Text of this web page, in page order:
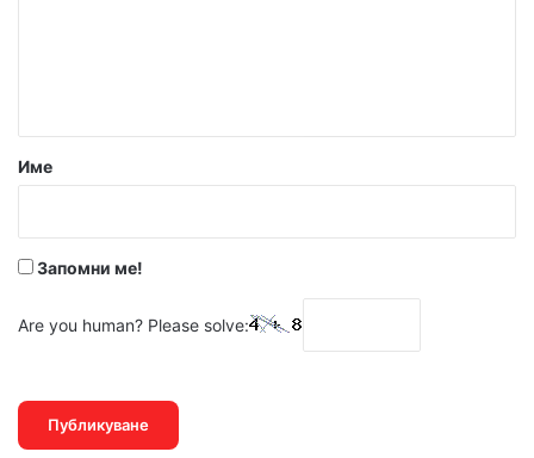
р
Име
Запомни ме!
Are you human? Please solve: